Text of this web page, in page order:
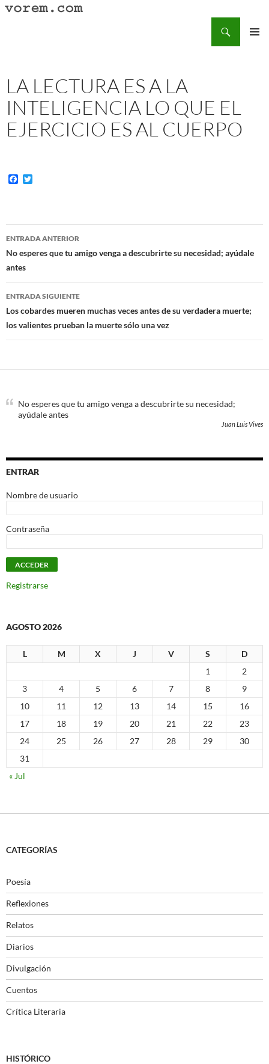
Saltar
LA LECTURA ES A LA
INTELIGENCIA LO QUE EL
EJERCICIO ES AL CUERPO
F
o
o
e
r
Navegación
de
entradas
ENTRADA ANTERIOR
No esperes que tu amigo venga a descubrirte su necesidad; ayúdale
antes
ENTRADA SIGUIENTE
Los cobardes mueren muchas veces antes de su verdadera muerte;
los valientes prueban la muerte sólo una vez
No esperes que tu amigo venga a descubrirte su necesidad;
ayúdale antes
Juan Luis Vives
ENTRAR
Nombre de usuario
Contraseña
Registrarse
AGOSTO 2026
L M X J V S
D
1
2
3
4 5 6 7 8
9
10
11 12 13 14 15
16
17
18 19 20 21 22
23
24
25 26 27 28 29
30
31
« Jul
CATEGORÍAS
Poesía
Reflexiones
Relatos
Diarios
Divulgación
Cuentos
Crítica Literaria
HISTÓRICO